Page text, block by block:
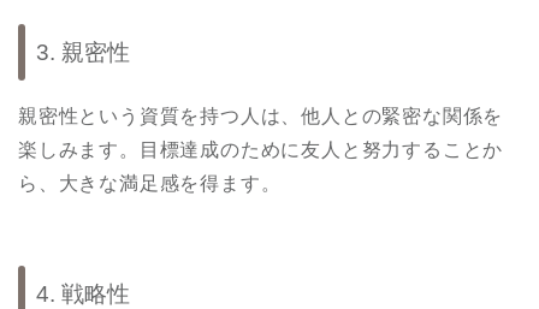
3. 親密性
親密性という資質を持つ人は、他人との緊密な関係を
楽しみます。目標達成のために友人と努力することか
ら、大きな満足感を得ます。
4. 戦略性